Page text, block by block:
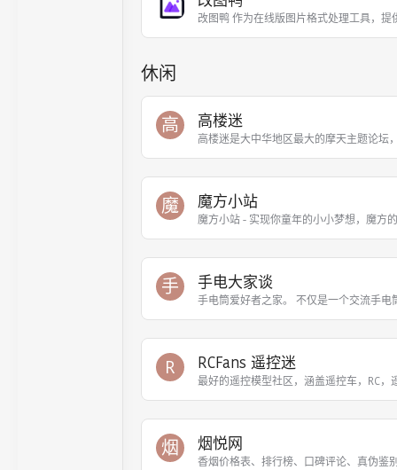
改图鸭 作为在线版图片格式处理工具，提
休闲
高 高楼迷
高楼迷是大中华地区最大的摩天主题论坛
魔 魔方小站
魔方小站 - 实现你童年的小小梦想，魔方
手 手电大家谈
手电筒爱好者之家。 不仅是一个交流手电
R RCFans 遥控迷
最好的遥控模型社区，涵盖遥控车，RC，
烟 烟悦网
香烟价格表、排行榜、口碑评论、真伪鉴